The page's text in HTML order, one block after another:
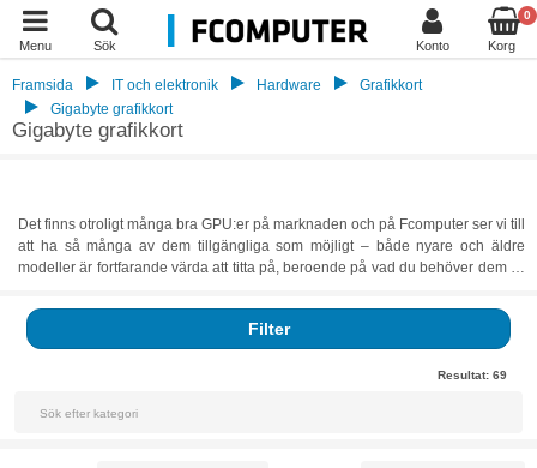
Menu Sök Konto
0
Korg
Framsida IT och elektronik Hardware
Grafikkort
Gigabyte grafikkort
Gigabyte grafikkort
Det finns otroligt många bra GPU:er på marknaden och på Fcomputer ser vi till
att ha så många av dem tillgängliga som möjligt – både nyare och äldre
modeller är fortfarande värda att titta på, beroende på vad du behöver dem till
en titt på. Gigabyte grafikkort passar både för spel, för dig som jobbar med
tunga grafikprogram, som när 3D-rendering ska göras, och för helt allmänt
vardagsbruk. Deras utbud är därför otroligt mångsidigt, och du kan vara säker
på att grafiken går smidigt på din dator när du installerar ett passande
Filter
Resultat: 69